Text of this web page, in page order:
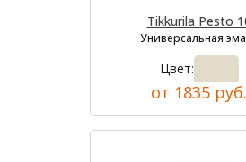
Tikkurila Pesto
Универсальная
Цвет:
от 1835 руб.